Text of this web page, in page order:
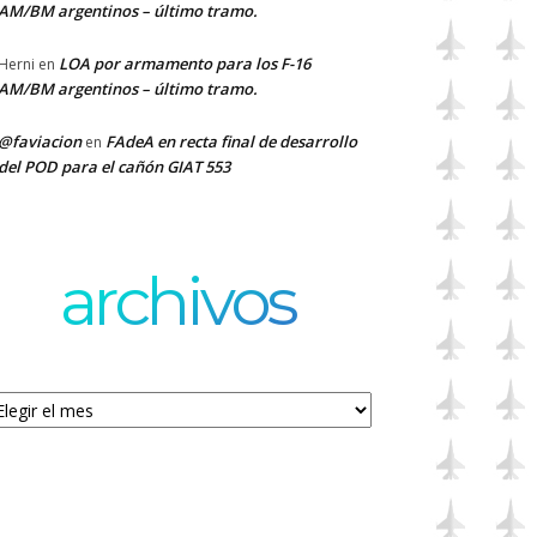
BM argentinos – último tramo.
en LOA por armamento para los F-16
BM argentinos – último tramo.
en FAdeA en recta final de desarrollo
POD para el cañón GIAT 553
archivos